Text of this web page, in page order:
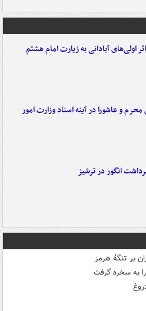
اولی‌های آبادانی به زیارت امام هشتم
و عاشورا در آینه اسناد وزارت امور
انگور در ترشیز
بر تنگۀ هرمز
به سخره گرفت